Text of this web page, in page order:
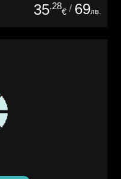
35.28
€ / 69лв.